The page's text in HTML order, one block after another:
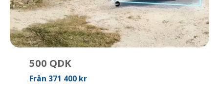
500 QDK
Från 371 400 kr